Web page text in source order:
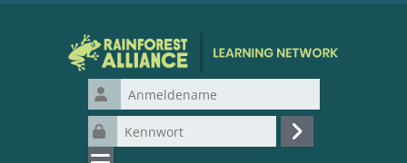
Anmeldename
Kennwort
Login